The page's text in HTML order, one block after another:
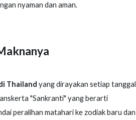
nyaman dan aman.
Thailand yang dirayakan setiap tanggal
"Sankranti" yang berarti
peralihan matahari ke zodiak baru dan